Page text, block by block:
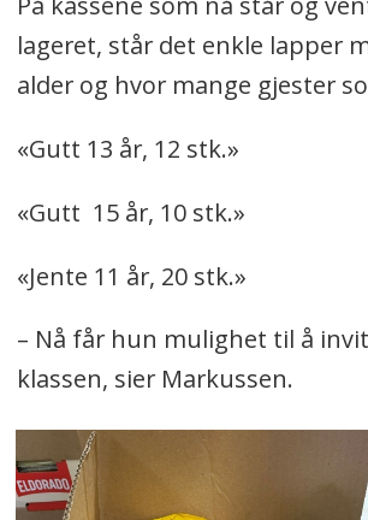
lageret, står det enkle lapper
alder og hvor mange gjester
«Gutt 13 år, 12 stk.»
«Gutt 15 år, 10 stk.»
«Jente 11 år, 20 stk.»
– Nå får hun mulighet til å
klassen, sier Markussen.